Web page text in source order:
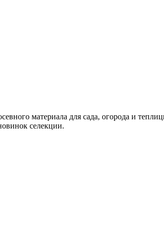
материала для сада, огорода и
селекции.